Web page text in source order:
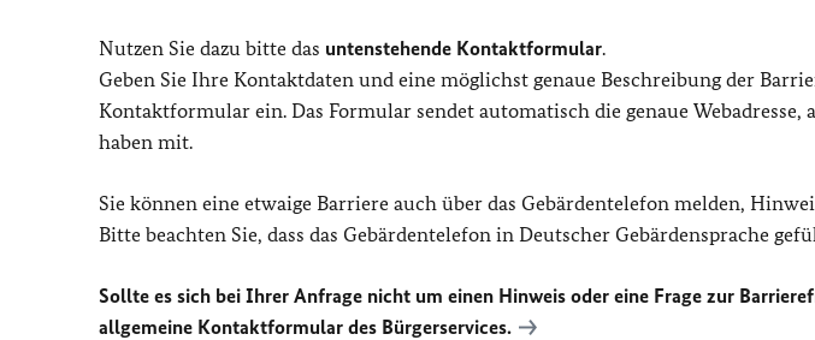
Nutzen Sie dazu bitte das untenstehende Kontaktformular.
Geben Sie Ihre Kontaktdaten und eine möglichst genaue Beschreibung der
Kontaktformular ein. Das Formular sendet automatisch die genaue Webadresse,
haben mit.
Sie können eine etwaige Barriere auch über das Gebärdentelefon melden,
Bitte beachten Sie, dass das Gebärdentelefon in Deutscher Gebärdensprache
Sollte es sich bei Ihrer Anfrage nicht um einen Hinweis oder eine Frage zur
allgemeine Kontaktformular des Bürgerservices.